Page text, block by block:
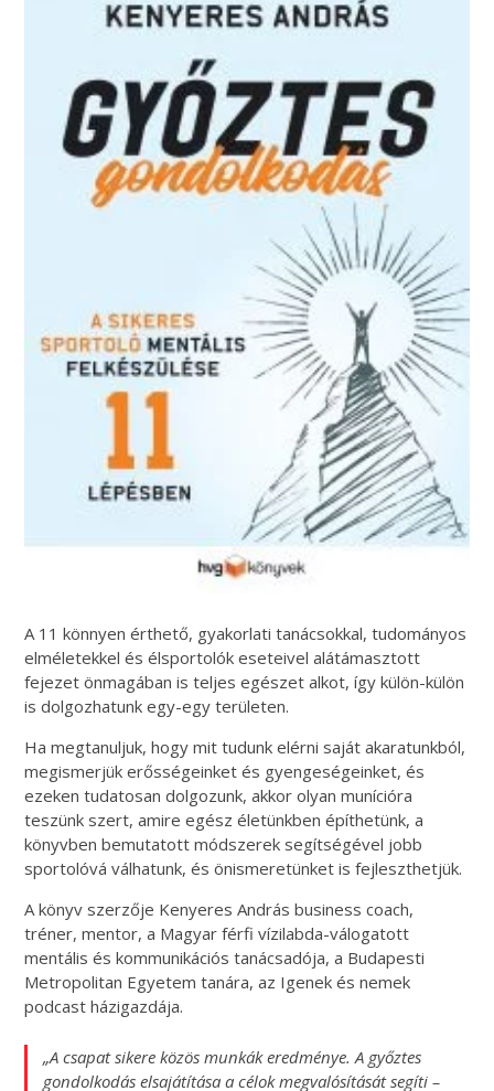
A 11 könnyen érthető, gyakorlati tanácsokkal, tudományos
elméletekkel és élsportolók eseteivel alátámasztott
fejezet önmagában is teljes egészet alkot, így külön-külön
is dolgozhatunk egy-egy területen.
Ha megtanuljuk, hogy mit tudunk elérni saját akaratunkból,
megismerjük erősségeinket és gyengeségeinket, és
ezeken tudatosan dolgozunk, akkor olyan munícióra
teszünk szert, amire egész életünkben építhetünk, a
könyvben bemutatott módszerek segítségével jobb
sportolóvá válhatunk, és önismeretünket is fejleszthetjük.
A könyv szerzője Kenyeres András business coach,
tréner, mentor, a Magyar férfi vízilabda-válogatott
mentális és kommunikációs tanácsadója, a Budapesti
Metropolitan Egyetem tanára, az Igenek és nemek
podcast házigazdája.
„A csapat sikere közös munkák eredménye. A győztes
gondolkodás elsajátítása a célok megvalósítását segíti –